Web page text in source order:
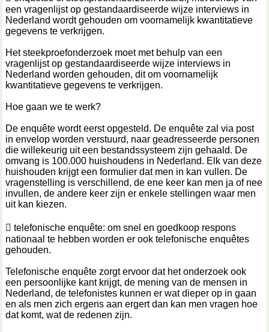
een vragenlijst op gestandaardiseerde wijze interviews in
Nederland wordt gehouden om voornamelijk kwantitatieve
gegevens te verkrijgen.
Het steekproefonderzoek moet met behulp van een
vragenlijst op gestandaardiseerde wijze interviews in
Nederland worden gehouden, dit om voornamelijk
kwantitatieve gegevens te verkrijgen.
Hoe gaan we te werk?
De enquête wordt eerst opgesteld. De enquête zal via post
in envelop worden verstuurd, naar geadresseerde personen
die willekeurig uit een bestandssysteem zijn gehaald. De
omvang is 100.000 huishoudens in Nederland. Elk van deze
huishouden krijgt een formulier dat men in kan vullen. De
vragenstelling is verschillend, de ene keer kan men ja of nee
invullen, de andere keer zijn er enkele stellingen waar men
uit kan kiezen.
 telefonische enquête: om snel en goedkoop respons
nationaal te hebben worden er ook telefonische enquêtes
gehouden.
Telefonische enquête zorgt ervoor dat het onderzoek ook
een persoonlijke kant krijgt, de mening van de mensen in
Nederland, de telefonistes kunnen er wat dieper op in gaan
en als men zich ergens aan ergert dan kan men vragen hoe
dat komt, wat de redenen zijn.